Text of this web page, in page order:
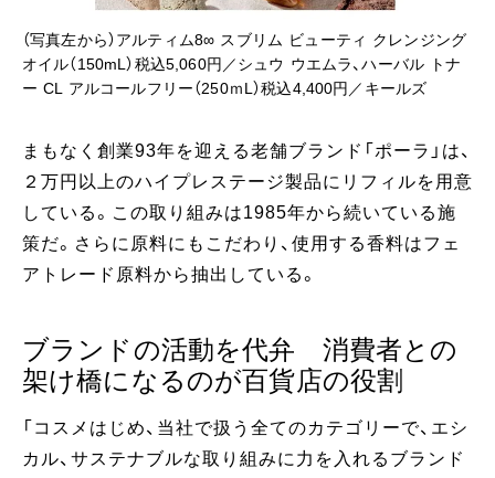
（写真左から）アルティム8∞ スブリム ビューティ クレンジング
オイル（150mL）税込5,060円／シュウ ウエムラ、ハーバル トナ
ー CL アルコールフリー（250ｍL）税込4,400円／キールズ
まもなく創業93年を迎える老舗ブランド「ポーラ」は、
２万円以上のハイプレステージ製品にリフィルを用意
している。この取り組みは1985年から続いている施
策だ。さらに原料にもこだわり、使用する香料はフェ
アトレード原料から抽出している。
ブランドの活動を代弁 消費者との
架け橋になるのが百貨店の役割
「コスメはじめ、当社で扱う全てのカテゴリーで、エシ
カル、サステナブルな取り組みに力を入れるブランド